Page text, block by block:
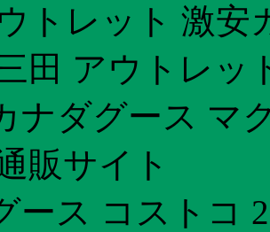
トレット 激安
田 アウトレッ
ナダグース マ
販サイト
ース コストコ